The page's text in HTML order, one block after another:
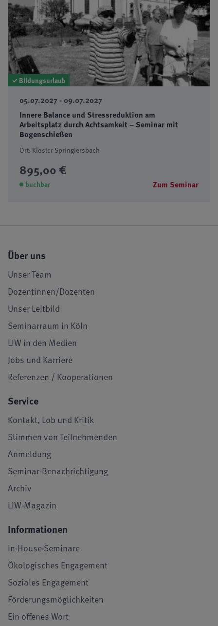
✓ Bildungsurlaub
05.07.2027 - 09.07.2027
Innere Balance und Stressreduktion am
Arbeitsplatz durch Achtsamkeit – Seminar mit
Bogenschießen
Ort: Kloster Springiersbach
895,00 €
buchbar Zum Seminar
Über uns
Unser Team
Dozentinnen/Dozenten
Unser Leitbild
Seminarraum in Köln
LIW in den Medien
Jobs und Karriere
Referenzen / Kooperationen
Service
Kontakt, Lob und Kritik
Stimmen von Teilnehmenden
Anmeldung
Seminar-Benachrichtigung
Archiv
LIW-Magazin
Informationen
In-House-Seminare
Ökologisches Engagement
Soziales Engagement
Förderungsmöglichkeiten
Ein offenes Wort